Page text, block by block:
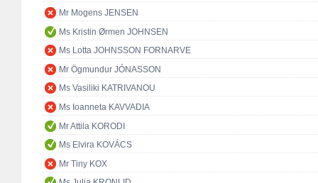
Mr Mogens JENSEN
Ms Kristin Ørmen JOHNSEN
Ms Lotta JOHNSSON FORNARVE
Mr Ögmundur JÓNASSON
Ms Vasiliki KATRIVANOU
Ms Ioanneta KAVVADIA
Mr Attila KORODI
Ms Elvira KOVÁCS
Mr Tiny KOX